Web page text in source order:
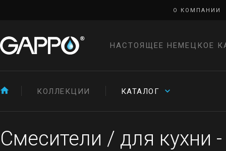
О КОМПАНИИ
НАСТОЯЩЕЕ НЕМЕЦКОЕ
КОЛЛЕКЦИИ КАТАЛОГ
Смесители / для кухни